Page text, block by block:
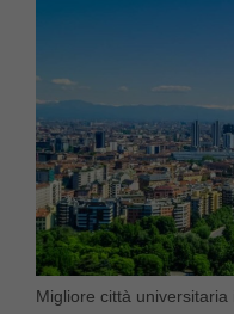
Migliore città universitaria